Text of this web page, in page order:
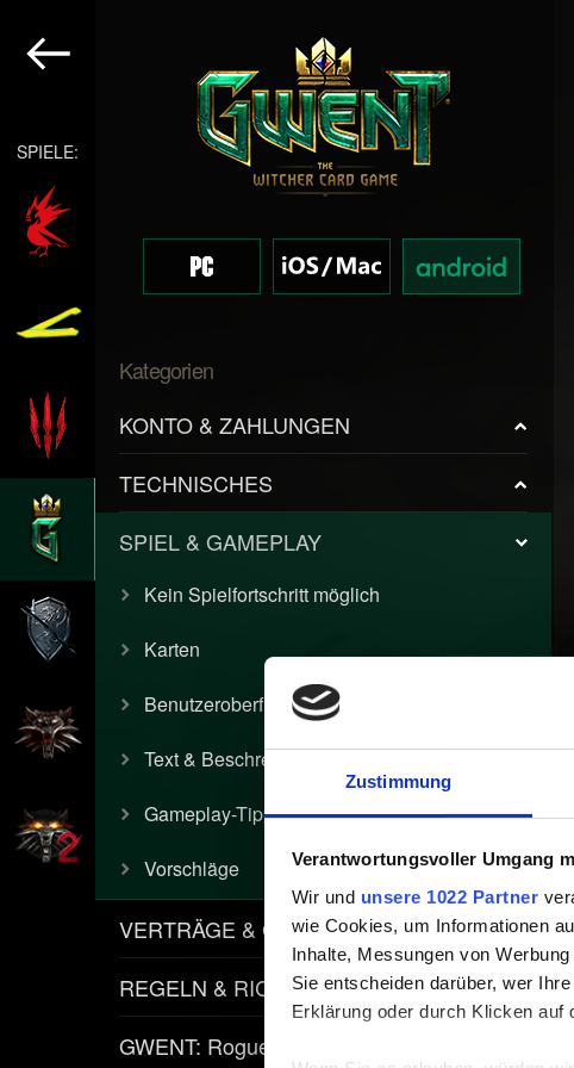
Zustimmung
Verantwortungsvoller Umgang
Wir und unsere 1022 Partner
wie Cookies, um Informationen
Inhalte, Messungen von
Sie entscheiden darüber, wer
Erklärung oder durch Klicken auf
SPIELE:
Kategorien
KONTO & ZAHLUNGEN
TECHNISCHES
SPIEL & GAMEPLAY
Kein Spielfortschritt möglich
Karten
Benutzeroberfläche
Text & Beschreibung
Gameplay-Tipps
Vorschläge
VERTRÄGE & GEGENSTÄNDE
REGELN & RICHTLINIEN
GWENT: Rogue Mage